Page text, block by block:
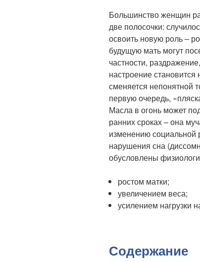
Большинство женщин
две полосочки:
освоить новую роль –
будущую мать могут
частности,
настроение
сменяется непонятной
первую очередь,
Масла в огонь может
ранних сроках – она
изменению социальной
нарушения сна
обусловлены
ростом матки;
увеличением веса;
усилением нагрузки
Содержание